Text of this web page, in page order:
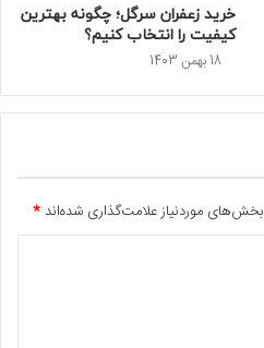
خرید زعفران سرگل؛ چگونه بهترین
کیفیت را انتخاب کنیم؟
18 بهمن 1403
بخش‌های موردنیاز علامت‌گذاری شده‌اند*